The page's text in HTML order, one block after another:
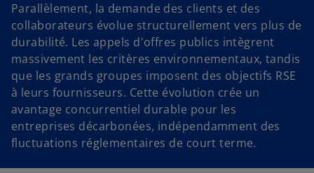
Parallèlement, la demande des clients et des
collaborateurs évolue structurellement vers plus de
durabilité. Les appels d'offres publics intègrent
massivement les critères environnementaux, tandis
que les grands groupes imposent des objectifs RSE
à leurs fournisseurs. Cette évolution crée un
avantage concurrentiel durable pour les
entreprises décarbonées, indépendamment des
fluctuations réglementaires de court terme.